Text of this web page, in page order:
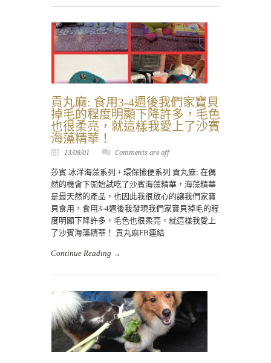
貢丸麻: 食用3-4週後我們家寶貝
掉毛的程度明顯下降許多，毛色
也很柔亮，就這樣我愛上了沙賓
海藻精華！
13/08/01 Comments are off
莎賓 冰洋海藻系列 + 環保撿便系列 貢丸麻: 在偶
然的機會下開始試吃了沙賓海藻精華，海藻精華
是最天然的產品，也因此我很放心的讓我們家寶
貝食用，食用3-4週後我發現我們家寶貝掉毛的程
度明顯下降許多，毛色也很柔亮，就這樣我愛上
了沙賓海藻精華！ 貢丸麻FB連結
Continue Reading →